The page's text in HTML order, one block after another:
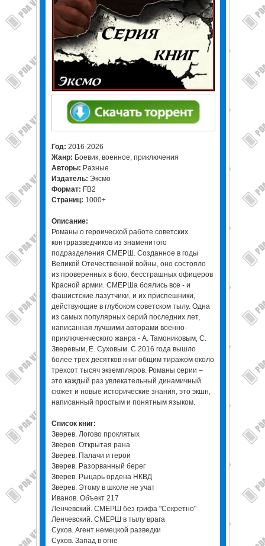
Год: 2016-2026
Жанр: Боевик, военное, приключения
Авторы: Разные
Издатель: Эксмо
Формат: FB2
Страниц: 1000+
Описание:
Романы о героической работе советских
контрразведчиков из знаменитого
подразделения СМЕРШ. Созданное в годы
Великой Отечественной войны, оно состояло
из проверенных в бою, бесстрашных офицеров
Красной армии. СМЕРШа боялись все - и
фашистские лазутчики, и их приспешники,
действующие в глубоком советском тылу. Одна
из самых популярных серий последних лет,
написанная лучшими авторами военно-
приключенческого жанра - А. Тамониковым, С.
Зверевым, Е. Суховым. С 2016 года вышло
более трех десятков книг общим тиражом около
трехсот тысяч экземпляров. Романы серии –
это каждый раз увлекательный динамичный
сюжет и новые исторические знания, это экшн,
написанный простым и понятным языком.
Список книг:
Зверев. Логово проклятых
Зверев. Открытая рана
Зверев. Палачи и герои
Зверев. Разорванный берег
Зверев. Рыцарь ордена НКВД
Зверев. Этому в школе не учат
Иванов. Объект 217
Ленчевский. СМЕРШ без грифа "Секретно"
Ленчевский. СМЕРШ в тылу врага
Сухов. Агент немецкой разведки
Сухов. Запад в огне